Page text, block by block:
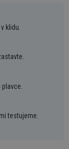
klidu.
testujeme.